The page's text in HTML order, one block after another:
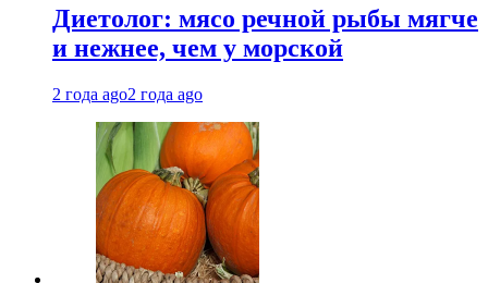
Диетолог: мясо речной рыбы мягче
и нежнее, чем у морской
2 года ago2 года ago